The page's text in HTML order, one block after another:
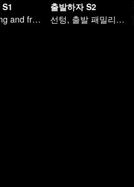
Shen Teng and friends' happy outing
출발하자 S2
선텅, 출발 패밀리와 함께 충만한 에너지로 복귀